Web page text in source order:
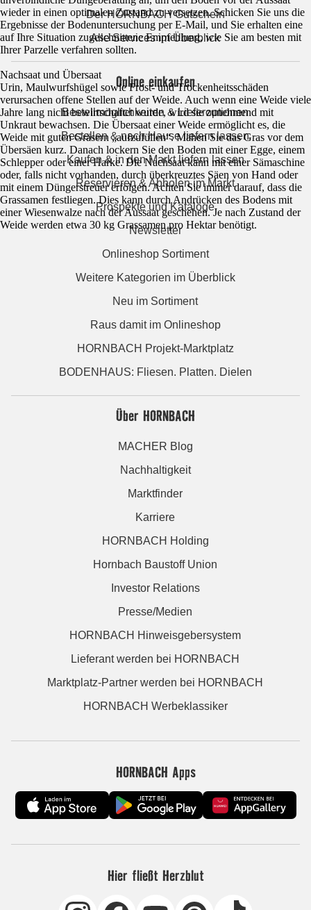
wieder in einen optimalen Zustand zu versetzen. Schicken Sie uns die
Ergebnisse der Bodenuntersuchung per E-Mail, und Sie erhalten eine
auf Ihre Situation zugeschnittene Empfehlung, wie Sie am besten mit
Ihrer Parzelle verfahren sollten.
Nachsaat und Übersaat
Urin, Maulwurfshügel sowie Frost- und Trockenheitsschäden
verursachen offene Stellen auf der Weide. Auch wenn eine Weide viele
Jahre lang nicht bewirtschaftet wurde, wird sie zunehmend mit
Unkraut bewachsen. Die Übersaat einer Weide ermöglicht es, die
Weide mit guten Gräsern „aufzufüllen“. Mähen Sie das Gras vor dem
Übersäen kurz. Danach lockern Sie den Boden mit einer Egge, einem
Schlepper oder einer Harke. Die Nachsaat kann mit einer Sämaschine
oder, falls nicht vorhanden, durch überkreuztes Säen von Hand oder
mit einem Düngerstreuer erfolgen. Achten Sie immer darauf, dass die
Grassamen festliegen. Dies kann durch Andrücken des Bodens mit
einer Wiesenwalze nach der Aussaat geschehen. Je nach Zustand der
Weide werden etwa 30 kg Grassamen pro Hektar benötigt.
Der HORNBACH Gutschein
Alle Services im Überblick
Online einkaufen
Bestellmöglichkeiten & Lieferoptionen
Bestellen & nach Hause liefern lassen
Kaufen & in den Markt liefern lassen
Reservieren & Abholen im Markt
Prospekte und Kataloge
Newsletter
Onlineshop Sortiment
Weitere Kategorien im Überblick
Neu im Sortiment
Raus damit im Onlineshop
HORNBACH Projekt-Marktplatz
BODENHAUS: Fliesen. Platten. Dielen
Über HORNBACH
MACHER Blog
Nachhaltigkeit
Marktfinder
Karriere
HORNBACH Holding
Hornbach Baustoff Union
Investor Relations
Presse/Medien
HORNBACH Hinweisgebersystem
Lieferant werden bei HORNBACH
Marktplatz-Partner werden bei HORNBACH
HORNBACH Werbeklassiker
HORNBACH Apps
Hier fließt Herzblut